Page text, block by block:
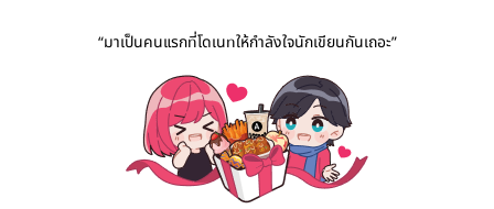
“มาเป็นคนแรกที่โดเนทให้กำลังใจนักเขียนกันเถอะ”